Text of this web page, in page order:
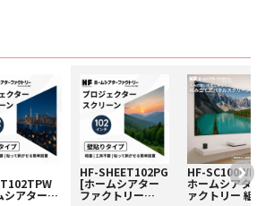
シアターフ
HF-SHEET102PG
[ホームシアター
ファクトリー
HF-SC100WHGP
ホームシアターフ
ァクトリー 組み立